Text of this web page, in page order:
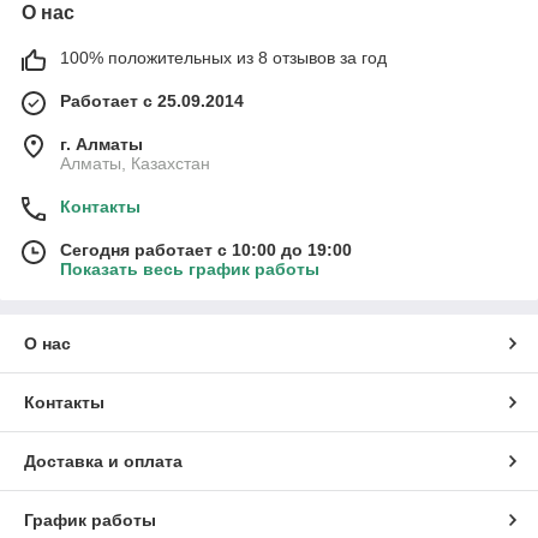
О нас
100% положительных из 8 отзывов за год
Работает с 25.09.2014
г. Алматы
Алматы, Казахстан
Контакты
Сегодня работает с 10:00 до 19:00
Показать весь график работы
О нас
Контакты
Доставка и оплата
График работы